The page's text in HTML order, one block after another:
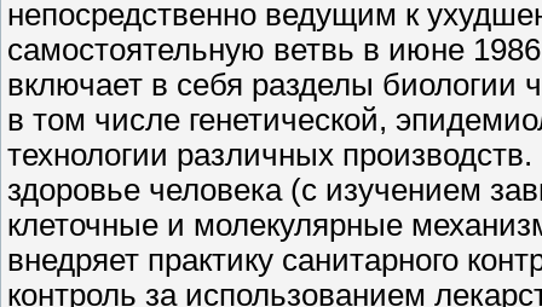
непосредственно ве­дущим к
самостоятельную ветвь в июне
включает в себя разделы биологии
в том числе генетической,
техноло­гии различных
здоровье человека (с изучением
клеточные и молекулярные
внедряет практику санитарного
кон­троль за использованием